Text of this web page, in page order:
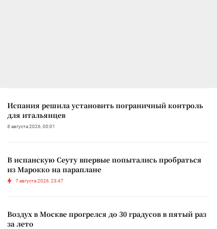
Испания решила установить пограничный контроль
для итальянцев
8 августа 2026, 00:01
В испанскую Сеуту впервые попытались пробраться
из Марокко на параплане
7 августа 2026, 23:47
Воздух в Москве прогрелся до 30 градусов в пятый раз
за лето